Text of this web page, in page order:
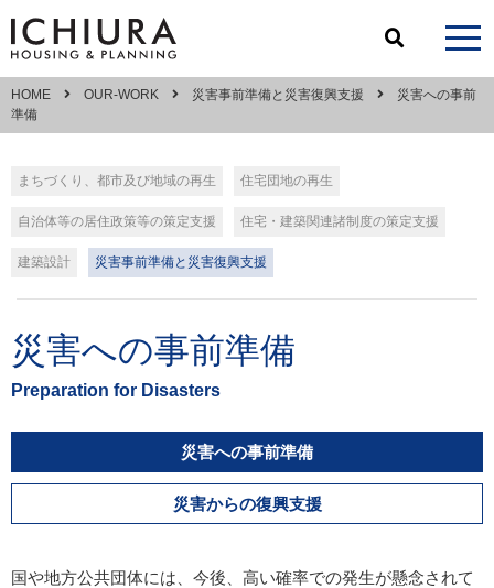
HOME OUR-WORK 災害事前準備と災害復興支援
災害への事前
準備
まちづくり、都市及び地域の再生 住宅団地の再生
自治体等の居住政策等の策定支援 住宅・建築関連諸制度の策定支援
建築設計 災害事前準備と災害復興支援
災害への事前準備
Preparation for Disasters
災害への事前準備
災害からの復興支援
国や地方公共団体には、今後、高い確率での発生が懸念されて